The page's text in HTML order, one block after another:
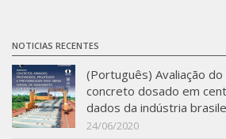
NOTICIAS RECENTES
(Português) Avaliação
concreto dosado em
dados da indústria
24/06/2020